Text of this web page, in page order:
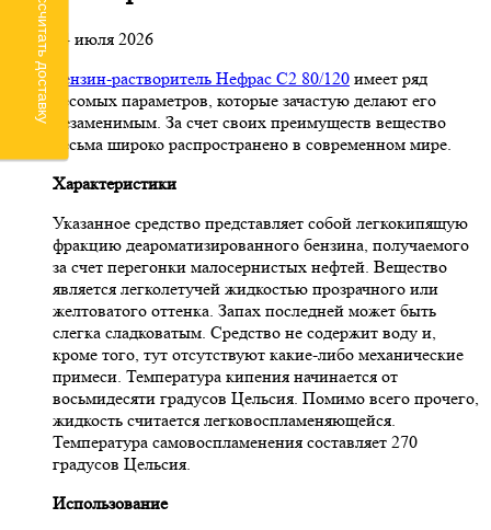
24 июля 2026
Бензин-растворитель Нефрас С2 80/120 имеет ряд
весомых параметров, которые зачастую делают его
незаменимым. За счет своих преимуществ вещество
весьма широко распространено в современном мире.
Характеристики
Указанное средство представляет собой легкокипящую
фракцию деароматизированного бензина, получаемого
за счет перегонки малосернистых нефтей. Вещество
является легколетучей жидкостью прозрачного или
желтоватого оттенка. Запах последней может быть
слегка сладковатым. Средство не содержит воду и,
кроме того, тут отсутствуют какие-либо механические
примеси. Температура кипения начинается от
восьмидесяти градусов Цельсия. Помимо всего прочего,
жидкость считается легковоспламеняющейся.
Температура самовоспламенения составляет 270
градусов Цельсия.
Использование
Рассчитать доставку